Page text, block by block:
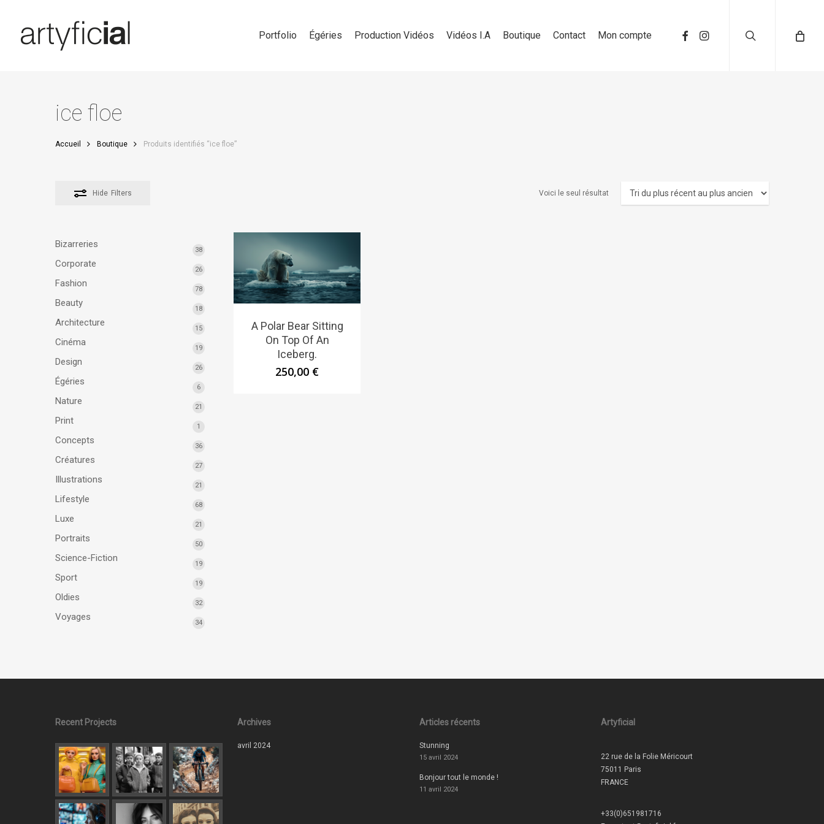
content
Portfolio Égéries Production Vidéos Vidéos I.A Boutique Contact Mon compte
ice floe
Accueil Boutique Produits identifiés “ice floe”
Hide Filters Voici le seul résultat
Bizarreries
38
Corporate
26
Fashion
78
Beauty
18
Architecture
15
Cinéma
19
Design
26
Égéries
6
Nature
21
Print
1
Concepts
36
Créatures
27
Illustrations
21
Lifestyle
68
Luxe
21
Portraits
50
Science-Fiction
19
Sport
19
Oldies
32
Voyages
34
A Polar Bear Sitting
On Top Of An
Iceberg.
250,00 €
Recent Projects Archives
avril 2024
Articles récents
Stunning
15 avril 2024
Bonjour tout le monde !
11 avril 2024
Artyficial
22 rue de la Folie Méricourt
75011 Paris
FRANCE
+33(0)651981716